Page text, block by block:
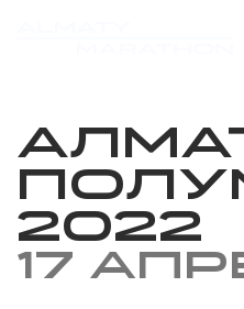
2022
17